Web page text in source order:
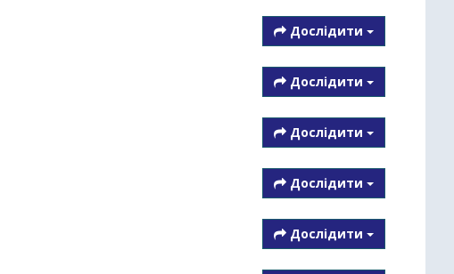
Дослідити
Дослідити
Дослідити
Дослідити
Дослідити